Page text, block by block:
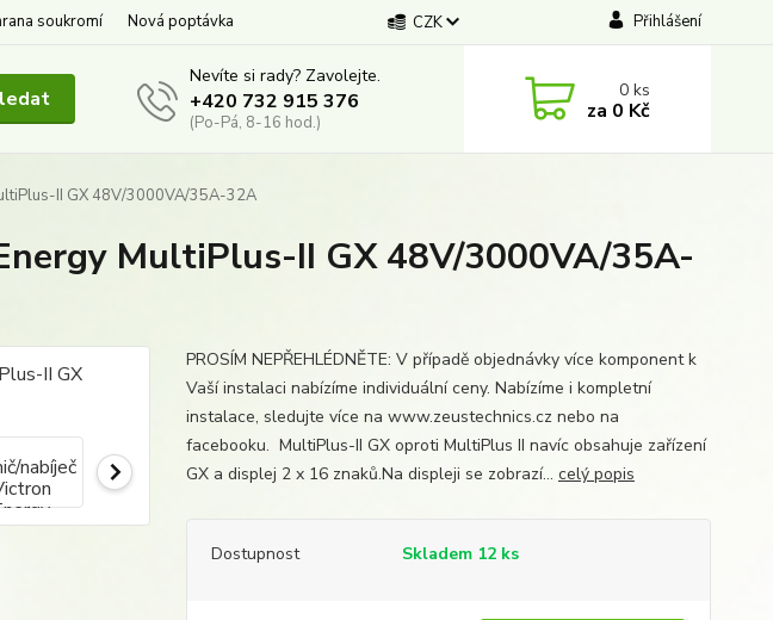
soukromí Nová poptávka CZK Přihlášení
Nevíte si rady? Zavolejte.
+420 732 915 376
(Po-Pá, 8-16 hod.)
0ks
za 0 Kč
II GX 48V/3000VA/35A-32A
MultiPlus-II GX 48V/3000VA/35A-
PROSÍM NEPŘEHLÉDNĚTE: V případě objednávky více komponent k
Vaší instalaci nabízíme individuální ceny. Nabízíme i kompletní
instalace, sledujte více na www.zeustechnics.cz nebo na
facebooku. MultiPlus-II GX oproti MultiPlus II navíc obsahuje zařízení
GX a displej 2 x 16 znaků.Na displeji se zobrazí... celý popis
Dostupnost Skladem 12 ks